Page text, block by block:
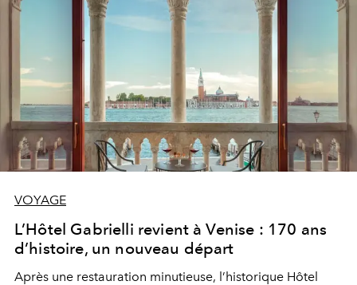
VOYAGE
L’Hôtel Gabrielli revient à Venise : 170 ans
d’histoire, un nouveau départ
Après une restauration minutieuse, l’historique Hôtel